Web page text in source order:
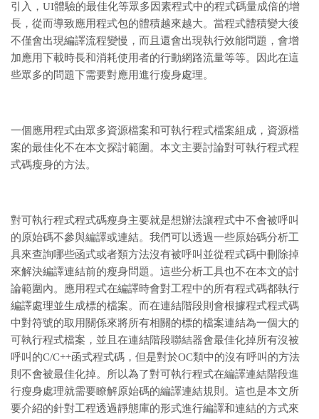
引入，UI體驗的最佳化等眾多因素程式中的程式碼量成倍的增
長，從而導致應用程式包的體積越來越大。當程式體積變大後
不僅會出現編譯流程變慢，而且還會出現執行效能問題，會增
加應用下載時長和消耗使用者的行動網路流量等等。因此在這
些眾多的問題下需要對應用進行瘦身處理。
一個應用程式由眾多資源檔案和可執行程式檔案組成，資源檔
案的最佳化不在本文探討範圍。本文主要討論對可執行程式程
式碼瘦身的方法。
對可執行程式程式碼瘦身主要就是想辦法讓程式中不會被呼叫
的原始碼不參與編譯或連結。我們可以透過一些原始碼分析工
具來查詢哪些函式或者類方法沒有被呼叫並從程式碼中刪除掉
來解決編譯連結前的瘦身問題。這些分析工具也不在本文的討
論範圍內。應用程式在編譯時會對工程中的所有程式碼都執行
編譯處理並生成標的檔案。而在連結階段則會根據程式程式碼
中對符號的取用關係來將所有相關的標的檔案連結為一個大的
可執行程式檔案，並且在連結階段聯結器會最佳化掉所有沒被
呼叫的C/C++函式程式碼，但是對於OC類中的沒有呼叫的方法
則不會被最佳化掉。所以為了對可執行程式在編譯連結階段進
行瘦身處理就需要瞭解原始碼的編譯連結規則。這也是本文所
要介紹的針對工程透過靜態庫的形式進行編譯和連結的方式來